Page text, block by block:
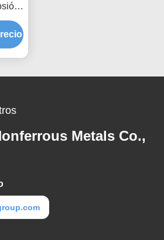
Metals Co.,